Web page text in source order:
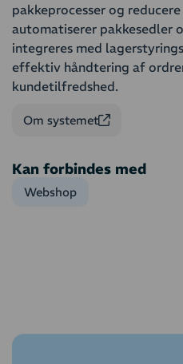
pakkeprocesser og
automatiserer pakkesedler
integreres med
effektiv håndtering af
kundetilfredshed.
Om systemet
Kan forbindes med
Webshop